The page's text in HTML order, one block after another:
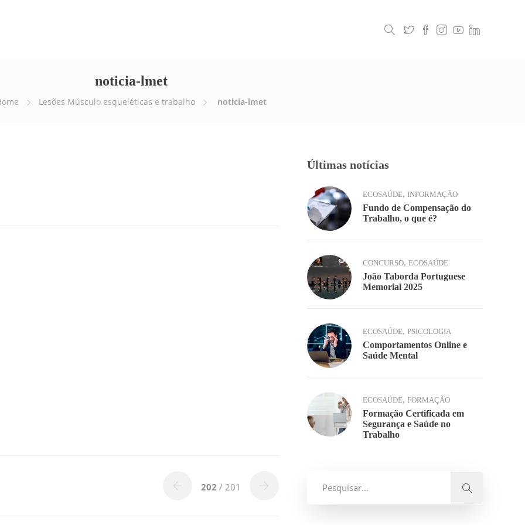
noticia-lmet
Lesões Músculo esqueléticas e trabalho noticia-lmet
202 / 201
Últimas notícias
ECOSAÚDE, INFORMAÇÃO
Fundo de Compensação do
Trabalho, o que é?
CONCURSO, ECOSAÚDE
João Taborda Portuguese
Memorial 2025
ECOSAÚDE, PSICOLOGIA
Comportamentos Online e
Saúde Mental
ECOSAÚDE, FORMAÇÃO
Formação Certificada em
Segurança e Saúde no
Trabalho